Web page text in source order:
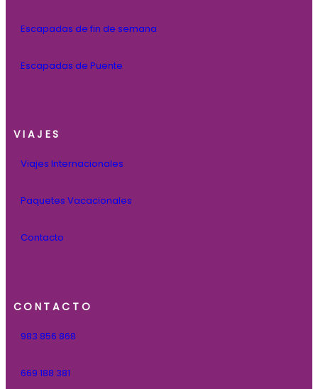
Escapadas de fin de semana
Escapadas de Puente
VIAJES
Viajes Internacionales
Paquetes Vacacionales
Contacto
CONTACTO
983 856 868
669 188 381